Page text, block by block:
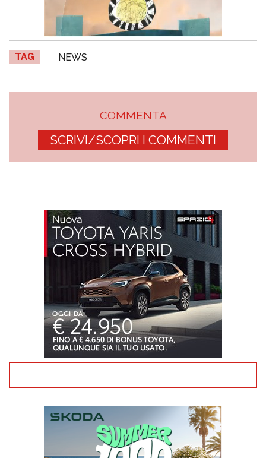
TAG NEWS
COMMENTA
SCRIVI/SCOPRI I COMMENTI